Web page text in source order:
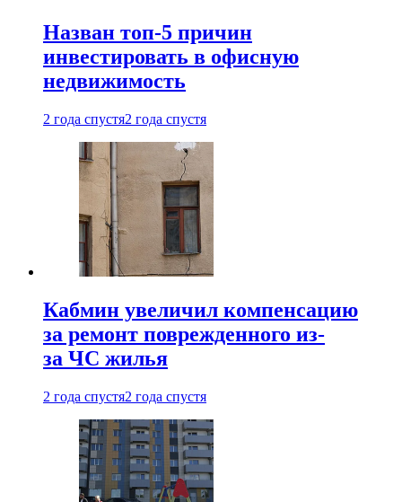
Назван топ-5 причин
инвестировать в офисную
недвижимость
2 года спустя2 года спустя
Кабмин увеличил компенсацию
за ремонт поврежденного из-
за ЧС жилья
2 года спустя2 года спустя